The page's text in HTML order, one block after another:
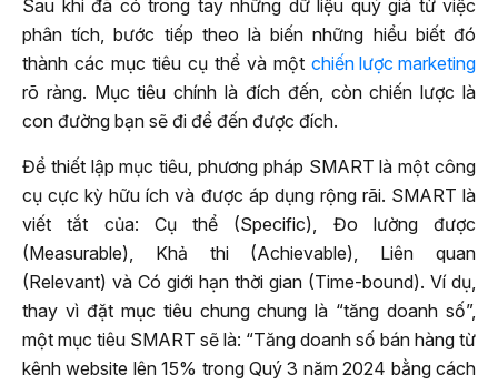
Sau khi đã có trong tay những dữ liệu quý giá từ việc
phân tích, bước tiếp theo là biến những hiểu biết đó
thành các mục tiêu cụ thể và một chiến lược marketing
rõ ràng. Mục tiêu chính là đích đến, còn chiến lược là
con đường bạn sẽ đi để đến được đích.
Để thiết lập mục tiêu, phương pháp SMART là một công
cụ cực kỳ hữu ích và được áp dụng rộng rãi. SMART là
viết tắt của: Cụ thể (Specific), Đo lường được
(Measurable), Khả thi (Achievable), Liên quan
(Relevant) và Có giới hạn thời gian (Time-bound). Ví dụ,
thay vì đặt mục tiêu chung chung là “tăng doanh số”,
một mục tiêu SMART sẽ là: “Tăng doanh số bán hàng từ
kênh website lên 15% trong Quý 3 năm 2024 bằng cách